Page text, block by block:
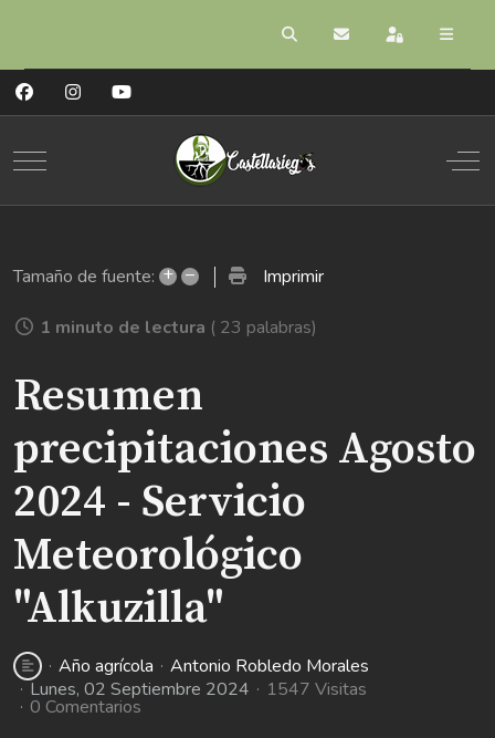
BuscarSuscribirse a las
Registrarse
Mobile Menu Toggle
Tamaño de fuente: + – Imprimir
1 minuto de lectura ( 23 palabras)
Resumen
precipitaciones Agosto
2024 - Servicio
Meteorológico
"Alkuzilla"
Año agrícola
Antonio Robledo Morales
Lunes, 02 Septiembre 2024
1547 Visitas
0 Comentarios